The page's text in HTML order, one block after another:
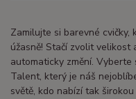
Zamilujte si barevné
úžasně! Stačí zvolit
automaticky změní.
Talent, který je náš
světě, kdo nabízí tak